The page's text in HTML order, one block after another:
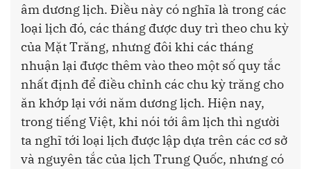
âm dương lịch. Điều này có nghĩa là trong các
loại lịch đó, các tháng được duy trì theo chu kỳ
của Mặt Trăng, nhưng đôi khi các tháng
nhuận lại được thêm vào theo một số quy tắc
nhất định để điều chỉnh các chu kỳ trăng cho
ăn khớp lại với năm dương lịch. Hiện nay,
trong tiếng Việt, khi nói tới âm lịch thì người
ta nghĩ tới loại lịch được lập dựa trên các cơ sở
và nguyên tắc của lịch Trung Quốc, nhưng có